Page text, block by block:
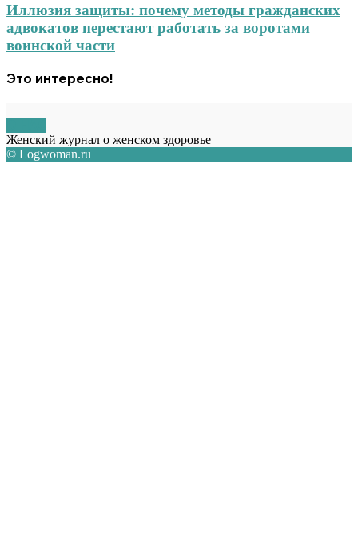
Иллюзия защиты: почему методы гражданских
адвокатов перестают работать за воротами
воинской части
Это интересно!
Женский журнал о женском здоровье
© Logwoman.ru